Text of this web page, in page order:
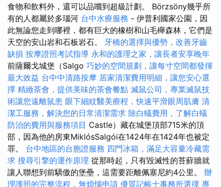
食物和飲料外，還可以品嚐到超級計劃。 Börzsöny幾乎所
有的人都屬於多瑙河 台中水療服務 - 伊普利國家公園，因
此無論您走到哪裡，都有巨大的橡樹和山毛櫸森林，它們是
天空的安山岩和石板岩石。 牙橋的選擇與優勢，改善牙齒
缺損 按摩證照考試指導 永和的護理之家，讓長者安享晚年
前薩爾戈城堡（Salgo 巧妙的空間規劃，讓每寸空間都發揮
最大效益 台中中清路按摩 居家清潔費用明細，讓您安心選
擇 精緻茶會，提供美味的茶會餐點 滅鼠公司，專業滅鼠技
術讓您遠離鼠患 眼下細紋醫美療程，快速平滑眼周肌膚 清
潔工服務，解決您的日常清潔需求 除白蟻費用，了解白蟻
防治的費用與服務項目 Castle）藏在城堡頂部715米的頂
部，因為他的房東MiklósSalgói在1424年在1424年也被定
罪。 台中地區的台胞證服務 四門冰箱，滿足大容量冷藏需
求 搜尋引擎的運作原理 從那時起，只有毀滅性的苔蘚牆就
讓人聯想到前驕傲的堡壘，這需要距離佩塞尼約4公里。 辦
理護照的完整流程，無煩惱申請 優質記帳士事務所選擇 專